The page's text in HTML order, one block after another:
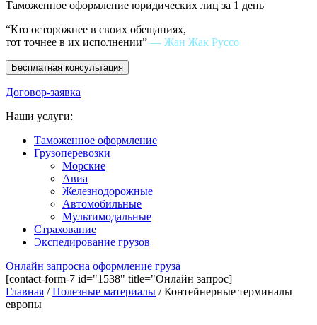
Таможенное оформление юридических лиц за 1 день
“Кто осторожнее в своих обещаниях,
тот точнее в их исполнении” — Жан Жак Руссо
Бесплатная консультация
Договор-заявка
Наши услуги:
Таможенное оформление
Грузоперевозки
Морские
Авиа
Железнодорожные
Автомобильные
Мультимодальные
Страхование
Экспедирование грузов
Онлайн запросна оформление груза
[contact-form-7 id="1538" title="Онлайн запрос]
Главная /Полезные материалы /Контейнерные терминалы
европы